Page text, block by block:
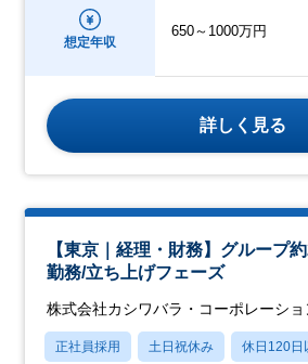
想定年収
650～1000万円
詳しく見る
【東京｜経理・財務】グループ
勤務/立ち上げフェーズ
株式会社カシワバラ・コーポレーショ
正社員採用 土日祝休み 休日120日